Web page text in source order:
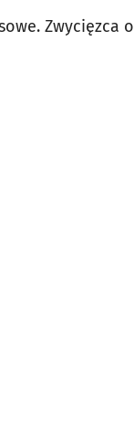
Zwycięzca o